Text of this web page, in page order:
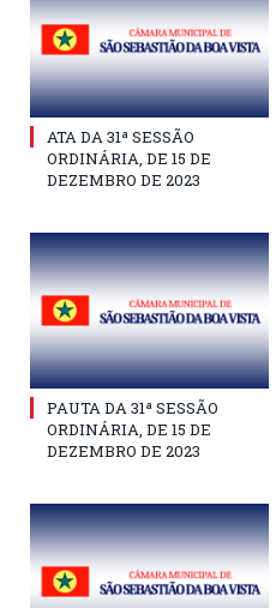
ATA DA 31ª SESSÃO
ORDINÁRIA, DE 15 DE
DEZEMBRO DE 2023
PAUTA DA 31ª SESSÃO
ORDINÁRIA, DE 15 DE
DEZEMBRO DE 2023